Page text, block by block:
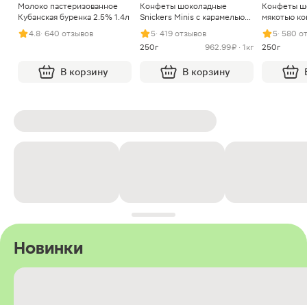
Молоко пастеризованное
Кубанская буренка 2.5% 1.4л
4.8· 640 отзывов
В корзину
Конфеты шоколадные
Snickers Minis с карамелью
арахисом и нугой
5· 419 отзывов
250г
962.99 ₽ · 1кг
В корзину
Конфеты
мякотью
5· 580
250г
Новинки